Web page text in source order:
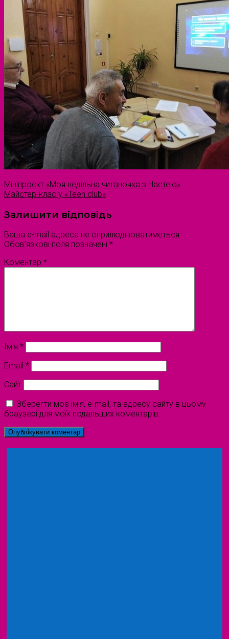
Мініпроєкт «Моя недільна читаночка з Настею»
Майстер-клас у «Teen club»
Залишити відповідь
Ваша e-mail адреса не оприлюднюватиметься.
Обов’язкові поля позначені *
Коментар *
Ім'я *
Email *
Сайт
Зберегти моє ім'я, e-mail, та адресу сайту в цьому
браузері для моїх подальших коментарів.